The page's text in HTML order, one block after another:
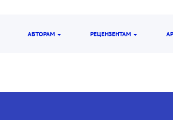
АВТОРАМ РЕЦЕНЗЕНТАМ